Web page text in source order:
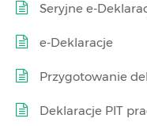
Seryjne e-
e-Deklaracje
Przygotowanie
Deklaracje PIT